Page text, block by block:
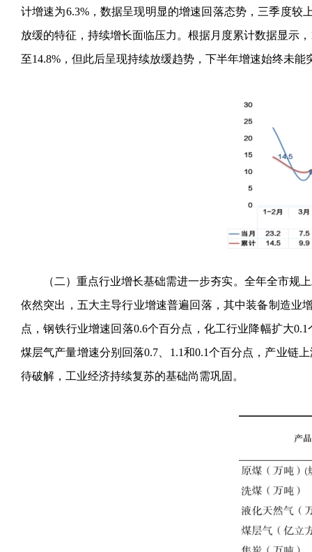
计增速为6.3%，数据呈现明显的增速回落态势，三季度
放缓的特征，持续增长面临压力。根据月度累计数据显示
至14.8%，但此后呈现持续放缓趋势，下半年增速始终未
（二）重点行业增长基础需进一步夯实。全年全市规
依然突出，五大主导行业增速普遍回落，其中装备制造业
点，钢铁行业增速回落0.6个百分点，化工行业降幅扩大
煤层气产量增速分别回落0.7、1.1和0.1个百分点，产业链
待破解，工业经济持续复苏的基础尚需巩固。